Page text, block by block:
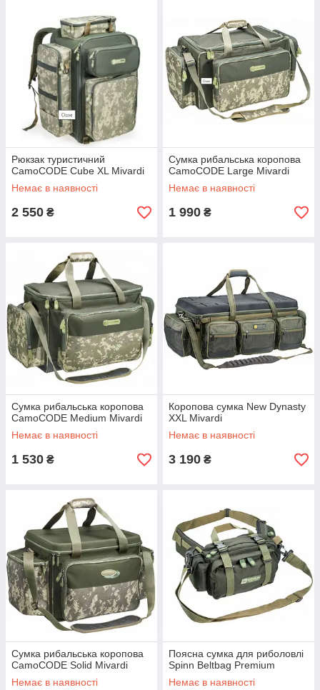
Рюкзак туристичний
CamoCODE Cube XL Mivardi
Немає в наявності
2 550 ₴
Сумка рибальська коропова
CamoCODE Large Mivardi
Немає в наявності
1 990 ₴
Сумка рибальська коропова
CamoCODE Medium Mivardi
Немає в наявності
1 530 ₴
Коропова сумка New Dynasty
XXL Mivardi
Немає в наявності
3 190 ₴
Сумка рибальська коропова
CamoCODE Solid Mivardi
Немає в наявності
Поясна сумка для риболовлі
Spinn Beltbag Premium
Немає в наявності